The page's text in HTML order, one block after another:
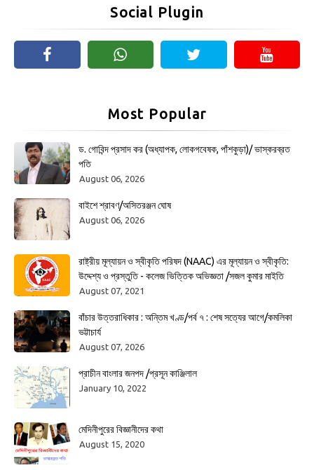
Social Plugin
Most Popular
ড. গোবিন্দ প্রসাদ কর (অধ্যাপক, লোকগবেষক, পাঁশকুড়া)/ ভাস্করব্রত
পতি
August 06, 2026
বাইশে শ্রাবণ/অসিতরঞ্জন ঘোষ
August 06, 2026
রাষ্ট্রীয় মূল্যায়ন ও স্বীকৃতি পরিষদ (NAAC) এর মূল্যায়ন ও স্বীকৃতি:
উদ্দেশ্য ও প্রস্তুতি - কলেজ ভিত্তিক অভিজ্ঞতা /সজল কুমার মাইতি
August 07, 2021
বাঁচার উত্তরাধিকার : অন্তিম খণ্ড/পর্ব ৭ : শেষ সত্যের আগে/কমলিকা
ভট্টাচার্য
August 07, 2026
প্রাচীন বাংলার জনপদ /প্রসূন কাঞ্জিলাল
January 10, 2022
মেদিনীপুরের বিজ্ঞানীদের কথা
August 15, 2020